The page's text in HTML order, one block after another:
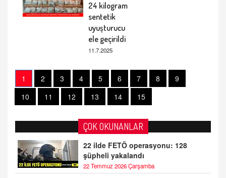
24 kilogram
sentetik
uyuşturucu
ele geçirildi
11.7.2025
1 2 3 4 5 6 7 8
9
10
11 12 13 14 15
ÇOK OKUNANLAR
22 ilde FETÖ operasyonu: 128
şüpheli yakalandı
22 Temmuz 2026 Çarşamba